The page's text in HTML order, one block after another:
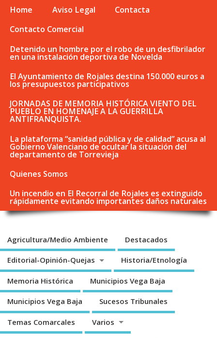
Home Aviso Legal
Contacta
Contacto Comercial
Detenido un hombre por el robo de un desfibrilador
en una instalación deportiva de Novelda
El Ayuntamiento de Rojales destina 150.000 euros a
los presupuestos participativos
JORNADAS DE MEMORIA HISTÓRICA VIENTO DEL
PUEBLO EN HOMENAJE A LA GUERRILLA
ANTIFRANQUISTA.
La plataforma “sanidad pública y de calidad” acusa al
Gobierno Valenciano de ocultar la situación del
departamento de Torrevieja
Quienes Somos
Un incendio en El Recorral de Rojales es extinguido
rápidamente evitando importantes daños naturales
Agricultura/Medio Ambiente Destacados
Editorial-Opinión-Quejas Historia/Etnología
Memoria Histórica Municipios Vega Baja
Municipios Vega Baja Sucesos Tribunales
Temas Comarcales Varios